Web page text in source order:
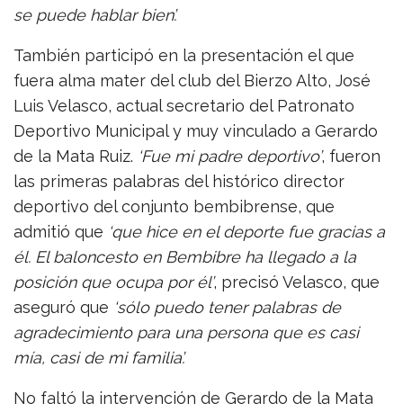
se puede hablar bien’.
También participó en la presentación el que
fuera alma mater del club del Bierzo Alto, José
Luis Velasco, actual secretario del Patronato
Deportivo Municipal y muy vinculado a Gerardo
de la Mata Ruiz. ‘Fue mi padre deportivo’, fueron
las primeras palabras del histórico director
deportivo del conjunto bembibrense, que
admitió que ‘que hice en el deporte fue gracias a
él. El baloncesto en Bembibre ha llegado a la
posición que ocupa por él’, precisó Velasco, que
aseguró que ‘sólo puedo tener palabras de
agradecimiento para una persona que es casi
mía, casi de mi familia’.
No faltó la intervención de Gerardo de la Mata